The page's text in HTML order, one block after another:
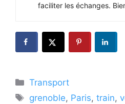
faciliter les échanges.
Catégories
Transport
Étiquettes
grenoble, Paris,train,